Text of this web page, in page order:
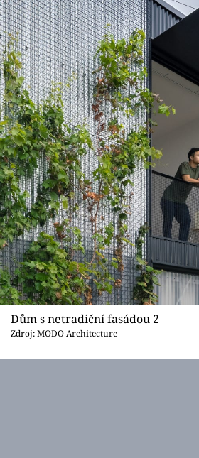
Dům s netradiční fasádou 2
Zdroj: MODO Architecture